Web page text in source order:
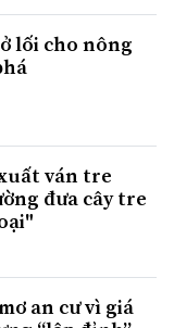
lối cho nông
ván tre
đưa cây tre
an cư vì giá